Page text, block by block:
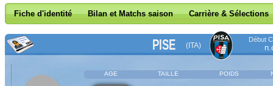
Fiche d'identité Bilan et Matchs saison Carrière & Sélections
PISE (ITA)
Début
AGE TAILLE POIDS